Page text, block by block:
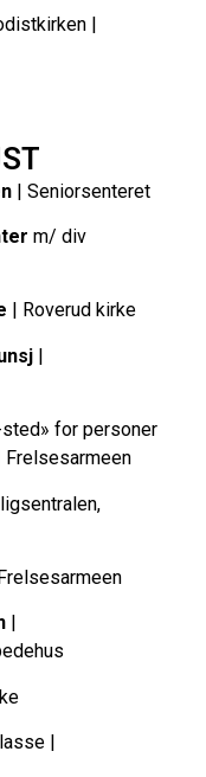
|
| Seniorsenteret
m/ div
| Roverud kirke
|
for personer
Frelsesarmeen
|